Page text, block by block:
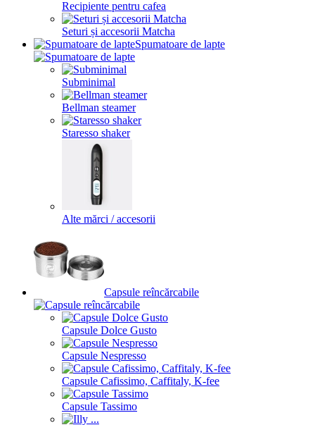
Recipiente pentru cafea
Seturi și accesorii Matcha
Spumatoare de lapte
Subminimal
Bellman steamer
Staresso shaker
Alte mărci / accesorii
Capsule reîncărcabile
Capsule Dolce Gusto
Capsule Nespresso
Capsule Cafissimo, Caffitaly, K-fee
Capsule Tassimo